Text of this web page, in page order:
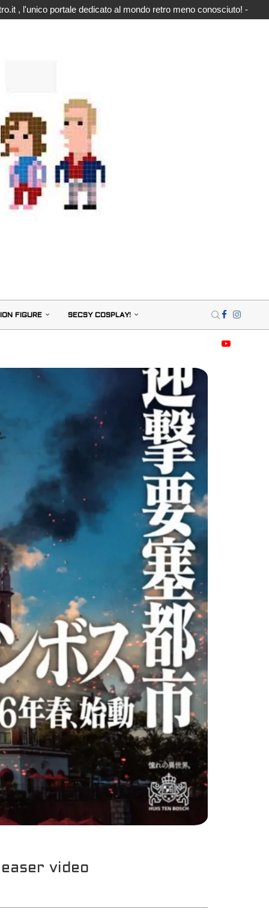
, l'unico portale dedicato al mondo retro meno conosciuto! -
FIGURE SECSY COSPLAY!
video